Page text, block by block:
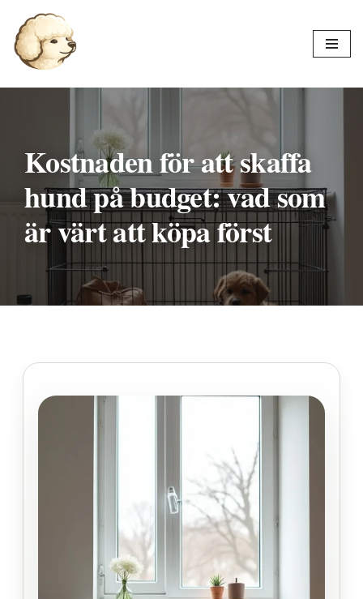
Hoppa
till
Kostnaden för att skaffa
hund på budget: vad som
är värt att köpa först